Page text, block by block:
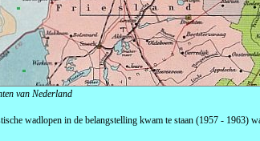
van Nederland
wadlopen in de belangstelling kwam te staan (1957 - 1963)